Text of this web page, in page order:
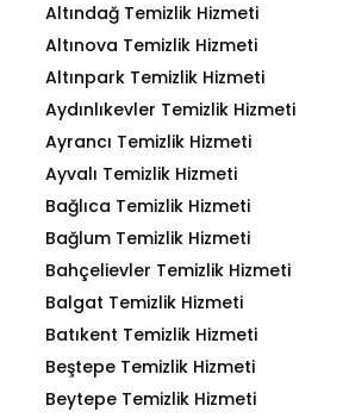
Altındağ Temizlik Hizmeti
Altınova Temizlik Hizmeti
Altınpark Temizlik Hizmeti
Aydınlıkevler Temizlik Hizmeti
Ayrancı Temizlik Hizmeti
Ayvalı Temizlik Hizmeti
Bağlıca Temizlik Hizmeti
Bağlum Temizlik Hizmeti
Bahçelievler Temizlik Hizmeti
Balgat Temizlik Hizmeti
Batıkent Temizlik Hizmeti
Beştepe Temizlik Hizmeti
Beytepe Temizlik Hizmeti